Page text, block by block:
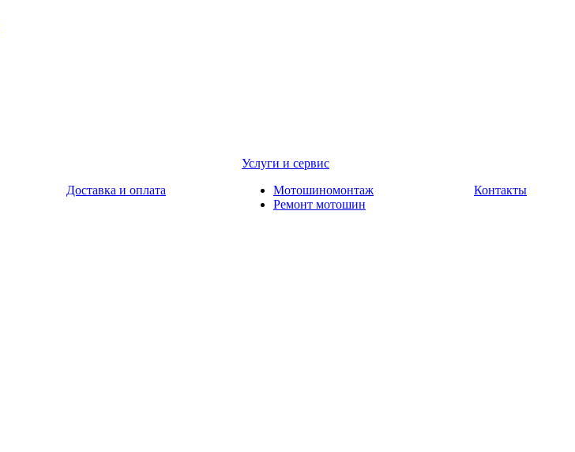
Доставка и оплата
Услуги и сервис
Мотошиномонтаж
Ремонт мотошин
Контакты